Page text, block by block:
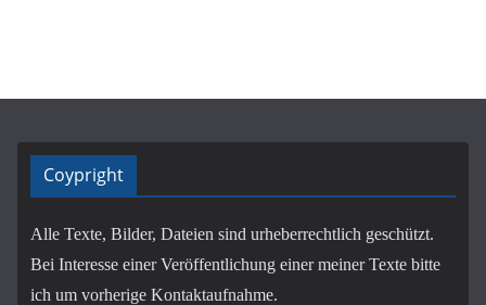
Coypright
Alle Texte, Bilder, Dateien sind urheberrechtlich geschützt.
Bei Interesse einer Veröffentlichung einer meiner Texte bitte
ich um vorherige Kontaktaufnahme.